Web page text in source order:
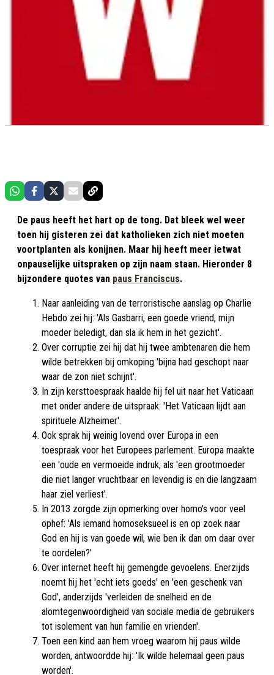
De paus heeft het hart op de tong. Dat bleek wel weer
toen hij gisteren zei dat katholieken zich niet moeten
voortplanten als konijnen. Maar hij heeft meer ietwat
onpauselijke uitspraken op zijn naam staan. Hieronder 8
bijzondere quotes van paus Franciscus.
Naar aanleiding van de terroristische aanslag op Charlie
Hebdo zei hij: 'Als Gasbarri, een goede vriend, mijn
moeder beledigt, dan sla ik hem in het gezicht'.
Over corruptie zei hij dat hij twee ambtenaren die hem
wilde betrekken bij omkoping 'bijna had geschopt naar
waar de zon niet schijnt'.
In zijn kersttoespraak haalde hij fel uit naar het Vaticaan
met onder andere de uitspraak: 'Het Vaticaan lijdt aan
spirituele Alzheimer'.
Ook sprak hij weinig lovend over Europa in een
toespraak voor het Europees parlement. Europa maakte
een 'oude en vermoeide indruk, als 'een grootmoeder
die niet langer vruchtbaar en levendig is en die langzaam
haar ziel verliest'.
In 2013 zorgde zijn opmerking over homo's voor veel
ophef: 'Als iemand homoseksueel is en op zoek naar
God en hij is van goede wil, wie ben ik dan om daar over
te oordelen?'
Over internet heeft hij gemengde gevoelens. Enerzijds
noemt hij het 'echt iets goeds' en 'een geschenk van
God', anderzijds 'verleiden de snelheid en de
alomtegenwoordigheid van sociale media de gebruikers
tot isolement van hun familie en vrienden'.
Toen een kind aan hem vroeg waarom hij paus wilde
worden, antwoordde hij: 'Ik wilde helemaal geen paus
worden'.